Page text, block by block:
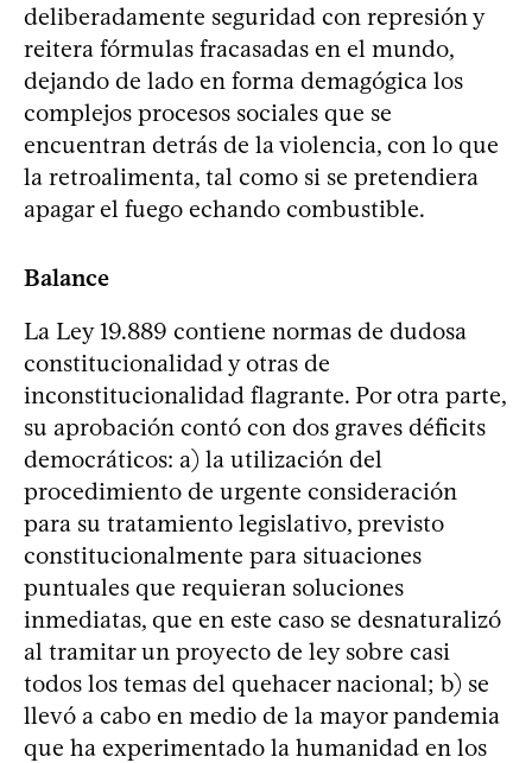
deliberadamente seguridad con represión y
reitera fórmulas fracasadas en el mundo,
dejando de lado en forma demagógica los
complejos procesos sociales que se
encuentran detrás de la violencia, con lo que
la retroalimenta, tal como si se pretendiera
apagar el fuego echando combustible.
Balance
La Ley 19.889 contiene normas de dudosa
constitucionalidad y otras de
inconstitucionalidad flagrante. Por otra parte,
su aprobación contó con dos graves déficits
democráticos: a) la utilización del
procedimiento de urgente consideración
para su tratamiento legislativo, previsto
constitucionalmente para situaciones
puntuales que requieran soluciones
inmediatas, que en este caso se desnaturalizó
al tramitar un proyecto de ley sobre casi
todos los temas del quehacer nacional; b) se
llevó a cabo en medio de la mayor pandemia
que ha experimentado la humanidad en los